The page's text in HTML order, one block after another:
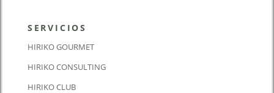
SERVICIOS
HIRIKO GOURMET
HIRIKO CONSULTING
HIRIKO CLUB